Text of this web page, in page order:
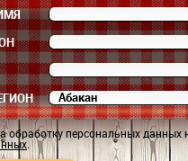
обработку персональных данных